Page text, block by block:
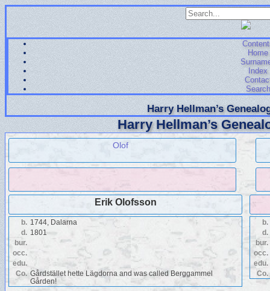
Home
Index
Search
Harry Hellman’s
Harry Hellman’s
Olof
Erik Olofsson
b. 1744, Dalarna
d. 1801
bur.
occ.
edu.
Co. Gårdstället hette Lägdorna and was called Berggammel
Gården!
b.
d.
bur.
occ.
edu.
Co.